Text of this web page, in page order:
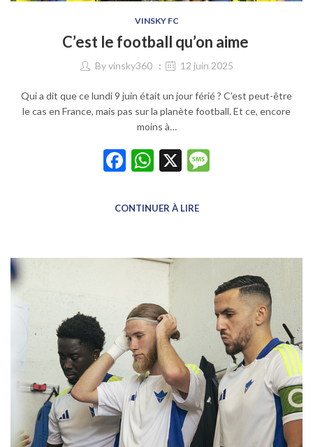
VINSKY FC
C’est le football qu’on aime
Byvinsky360 12 juin 2025
Qui a dit que ce lundi 9 juin était un jour férié ? C’est peut-être
le cas en France, mais pas sur la planète football. Et ce, encore
moins à…
Facebook
WhatsApp
X
CONTINUER À LIRE